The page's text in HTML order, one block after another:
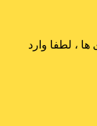
، لطفا وارد